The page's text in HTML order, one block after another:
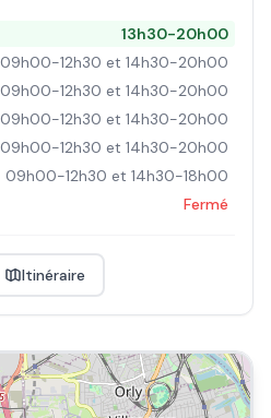
13h30-20h00
09h00-12h30 et 14h30-20h00
09h00-12h30 et 14h30-20h00
09h00-12h30 et 14h30-20h00
09h00-12h30 et 14h30-20h00
09h00-12h30 et 14h30-18h00
Fermé
Itinéraire